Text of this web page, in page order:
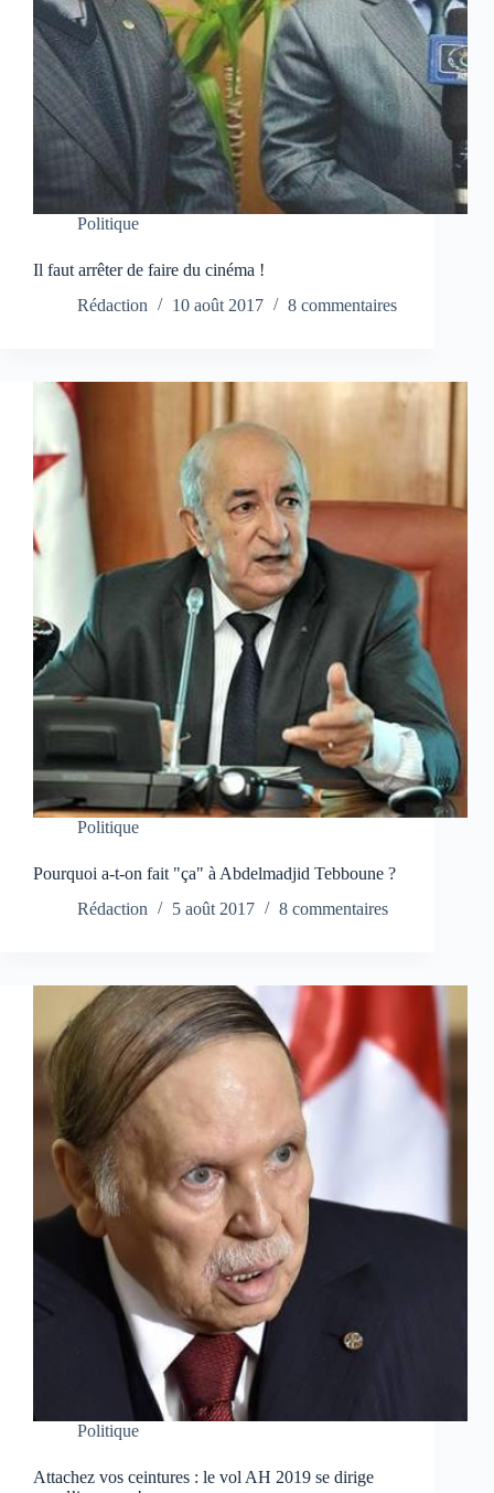
Politique
Il faut arrêter de faire du cinéma !
Rédaction
10 août 2017 8 commentaires
Politique
Pourquoi a-t-on fait "ça" à Abdelmadjid Tebboune ?
Rédaction
5 août 2017 8 commentaires
Politique
Attachez vos ceintures : le vol AH 2019 se dirige